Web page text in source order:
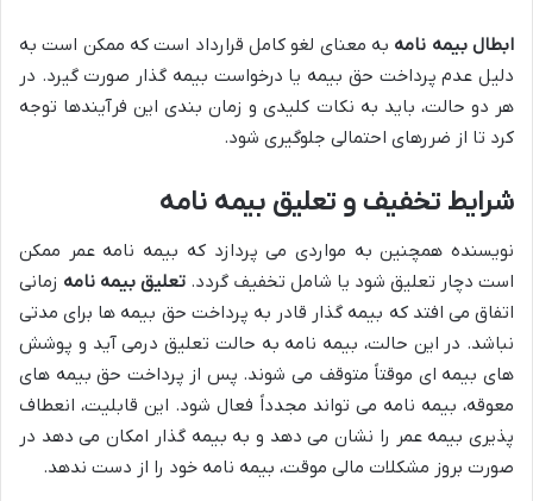
ابطال بیمه نامه به معنای لغو کامل قرارداد است که ممکن است به
دلیل عدم پرداخت حق بیمه یا درخواست بیمه گذار صورت گیرد. در
هر دو حالت، باید به نکات کلیدی و زمان بندی این فرآیندها توجه
کرد تا از ضررهای احتمالی جلوگیری شود.
شرایط تخفیف و تعلیق بیمه نامه
نویسنده همچنین به مواردی می پردازد که بیمه نامه عمر ممکن
است دچار تعلیق شود یا شامل تخفیف گردد. تعلیق بیمه نامه زمانی
اتفاق می افتد که بیمه گذار قادر به پرداخت حق بیمه ها برای مدتی
نباشد. در این حالت، بیمه نامه به حالت تعلیق درمی آید و پوشش
های بیمه ای موقتاً متوقف می شوند. پس از پرداخت حق بیمه های
معوقه، بیمه نامه می تواند مجدداً فعال شود. این قابلیت، انعطاف
پذیری بیمه عمر را نشان می دهد و به بیمه گذار امکان می دهد در
صورت بروز مشکلات مالی موقت، بیمه نامه خود را از دست ندهد.